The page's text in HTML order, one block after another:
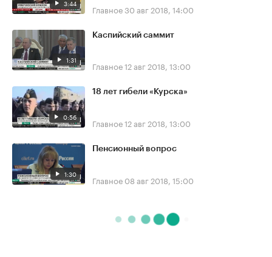
3:44 Главное30 авг 2018, 14:00
1:31
Каспийский саммит
Главное12 авг 2018, 13:00
0:56
18 лет гибели «Курска»
Главное12 авг 2018, 13:00
1:30
Пенсионный вопрос
Главное 08 авг 2018, 15:00